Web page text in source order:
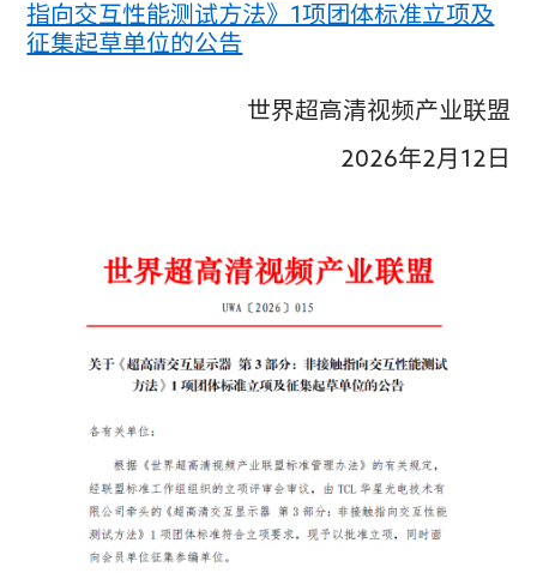
指向交互性能测试方法》1项团体标准立项及
征集起草单位的公告
世界超高清视频产业联盟
2026年2月12日